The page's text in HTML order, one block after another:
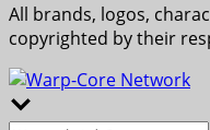
All brands, logos,
copyrighted by their